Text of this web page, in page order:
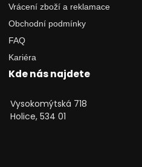
Vrácení zboží a reklamace
Obchodní podmínky
FAQ
Kariéra
Kde nás najdete
Vysokomýtská 718
Holice, 534 01